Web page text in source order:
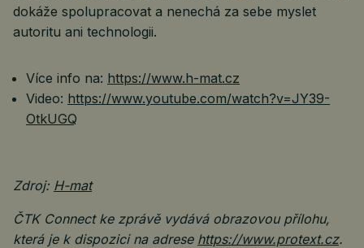
dokáže spolupracovat a nenechá za sebe myslet
autoritu ani technologii.
Více info na: https://www.h-mat.cz
Video: https://www.youtube.com/watch?v=JY39-
OtkUGQ
Zdroj: H-mat
ČTK Connect ke zprávě vydává obrazovou přílohu,
která je k dispozici na adrese https://www.protext.cz.